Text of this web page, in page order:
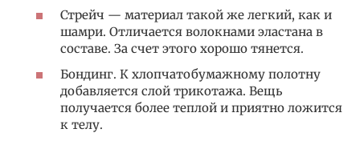
Стрейч — материал такой же легкий, как и
шамри. Отличается волокнами эластана в
составе. За счет этого хорошо тянется.
Бондинг. К хлопчатобумажному полотну
добавляется слой трикотажа. Вещь
получается более теплой и приятно ложится
к телу.